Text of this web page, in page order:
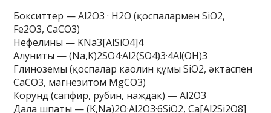
Бокситтер — Al2O3 · H2O (қоспалармен SiO2,
Fe2O3, CaCO3)
Нефелины — KNa3[AlSiO4]4
Алуниты — (Na,K)2SO4·Al2(SO4)3·4Al(OH)3
Глиноземы (қоспалар каолин құмы SiO2, әктаспен
CaCO3, магнезитом MgCO3)
Корунд (сапфир, рубин, наждак) — Al2O3
Дала шпаты — (K,Na)2O·Al2O3·6SiO2, Ca[Al2Si2O8]